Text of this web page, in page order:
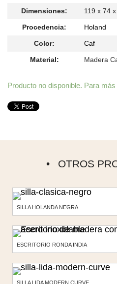
Dimensiones: 119 x 74
Procedencia: Holand
Color: Caf
Material: Madera
Producto no disponible. Para
OTROS
SILLA HOLANDA NEGRA
ESCRITORIO RONDA INDIA
SILLA LIDA MODERN CURVE